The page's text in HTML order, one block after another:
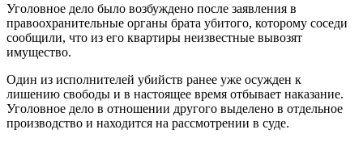
Уголовное дело было возбуждено после заявления в
правоохранительные органы брата убитого, которому соседи
сообщили, что из его квартиры неизвестные вывозят
имущество.
Один из исполнителей убийств ранее уже осужден к
лишению свободы и в настоящее время отбывает наказание.
Уголовное дело в отношении другого выделено в отдельное
производство и находится на рассмотрении в суде.